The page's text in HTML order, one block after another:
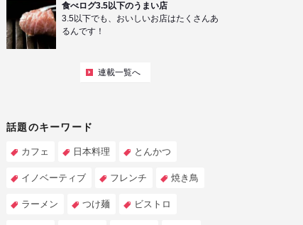
食べログ3.5以下のうまい店
3.5以下でも、おいしいお店はたくさんあ
るんです！
連載一覧へ
話題のキーワード
カフェ 日本料理 とんかつ
イノベーティブ フレンチ 焼き鳥
ラーメン つけ麺 ビストロ